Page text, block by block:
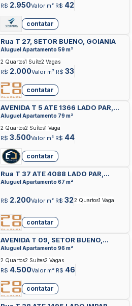
R$ 2.950Valor m² R$ 42
contatar
Rua T 27, SETOR BUENO, GOIANIA
Aluguel Apartamento 59 m²
R$ 2.000Valor m² R$ 33
2 Quartos1 Suíte2 Vagas
contatar
AVENIDA T 5 ATE 1366 LADO PAR,
SETOR BUENO, GOIANIA
Aluguel Apartamento 79 m²
R$ 3.500Valor m² R$ 44
2 Quartos2 Suítes1 Vaga
contatar
Rua T 37 ATE 4088 LADO PAR,
SETOR BUENO, GOIANIA
Aluguel Apartamento 67 m²
R$ 2.200Valor m² R$ 322 Quartos1 Vaga
contatar
AVENIDA T 09, SETOR BUENO,
GOIANIA
Aluguel Apartamento 96 m²
R$ 4.500Valor m² R$ 46
2 Quartos2 Suítes2 Vagas
contatar